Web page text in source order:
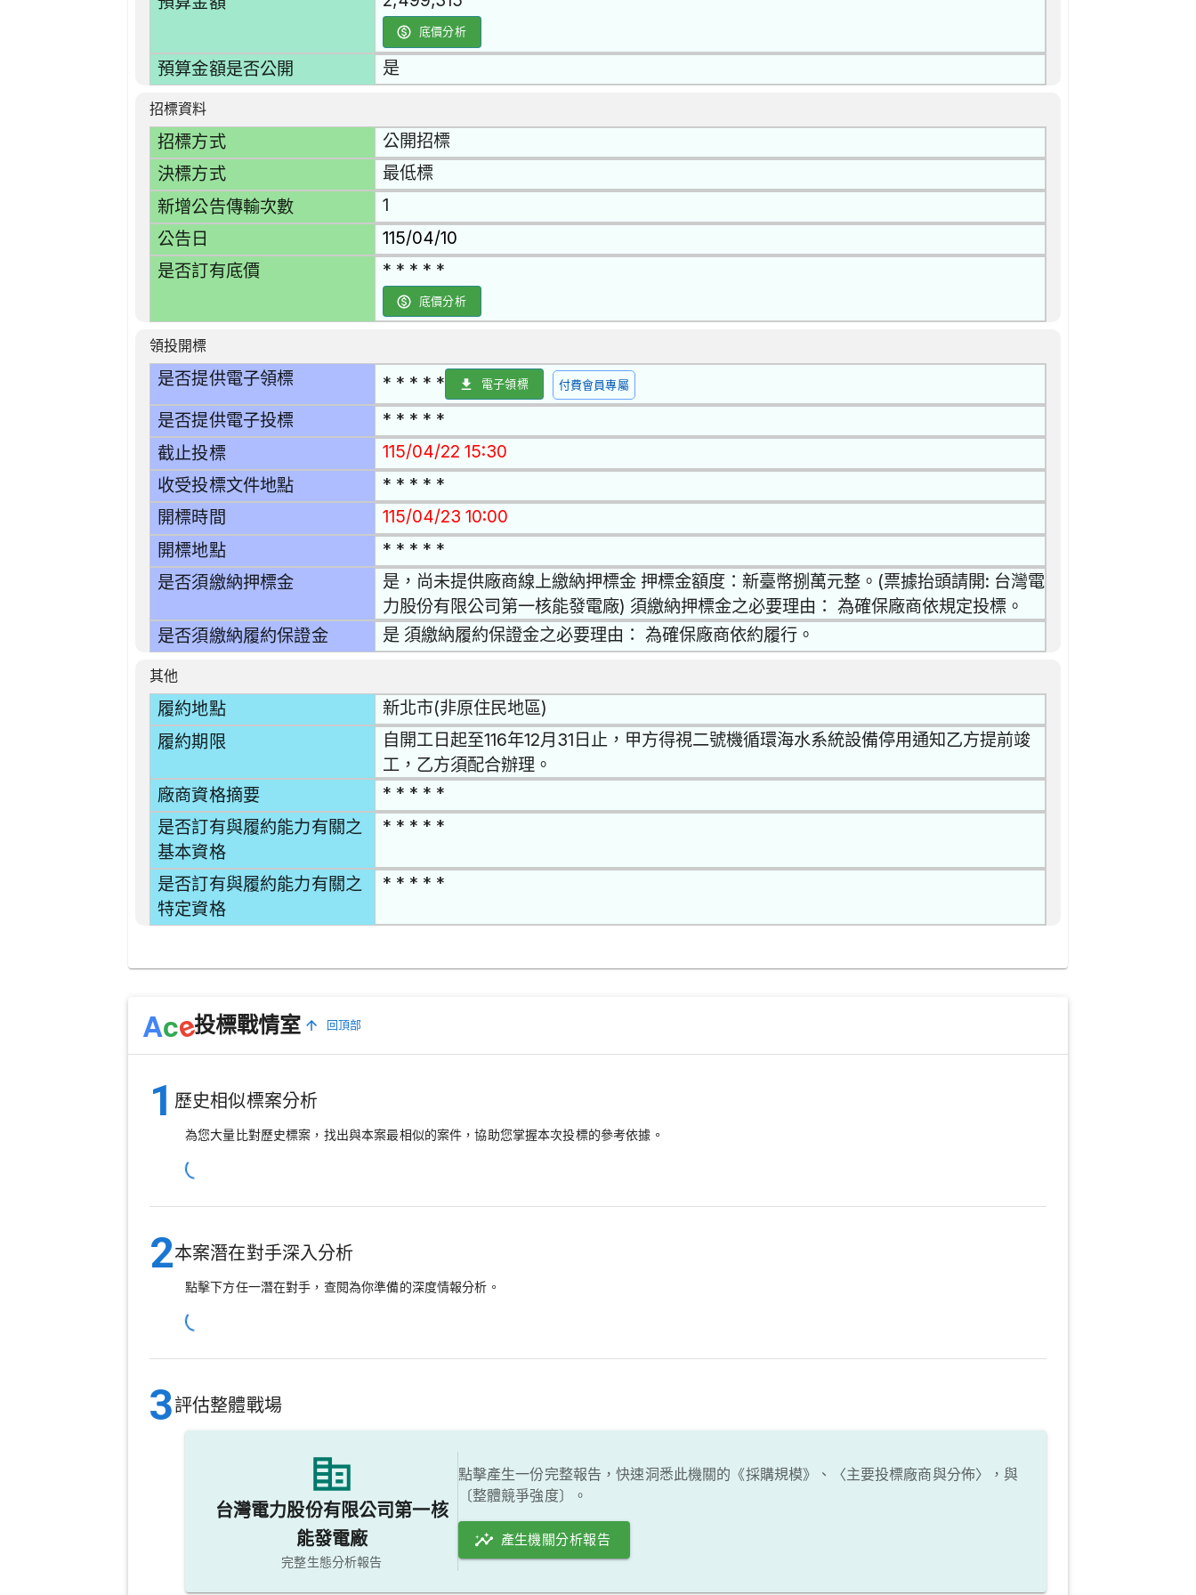
底價分析
預算金額是否公開 是
招標資料
招標方式 公開招標
決標方式 最低標
新增公告傳輸次數 1
公告日 115/04/10
是否訂有底價 * * * * *
底價分析
領投開標
是否提供電子領標 * * * * * 電子領標 付費會員專屬
是否提供電子投標 * * * * *
截止投標 115/04/22 15:30
收受投標文件地點 * * * * *
開標時間 115/04/23 10:00
開標地點 * * * * *
是否須繳納押標金
是，尚未提供廠商線上繳納押標金 押標金額度：新臺幣捌萬元整。(票據抬頭請開: 台灣電
力股份有限公司第一核能發電廠) 須繳納押標金之必要理由： 為確保廠商依規定投標。
是否須繳納履約保證金 是 須繳納履約保證金之必要理由： 為確保廠商依約履行。
其他
履約地點 新北市(非原住民地區)
履約期限
自開工日起至116年12月31日止，甲方得視二號機循環海水系統設備停用通知乙方提前竣
工，乙方須配合辦理。
廠商資格摘要 * * * * *
是否訂有與履約能力有關之
基本資格
* * * * *
是否訂有與履約能力有關之
特定資格
* * * * *
Ace投標戰情室 回頂部
1 歷史相似標案分析
為您大量比對歷史標案，找出與本案最相似的案件，協助您掌握本次投標的參考依據。
2本案潛在對手深入分析
點擊下方任一潛在對手，查閱為你準備的深度情報分析。
3評估整體戰場
台灣電力股份有限公司第一核
能發電廠
完整生態分析報告
點擊產生一份完整報告，快速洞悉此機關的《採購規模》、〈主要投標廠商與分佈〉，與
〔整體競爭強度〕。
產生機關分析報告